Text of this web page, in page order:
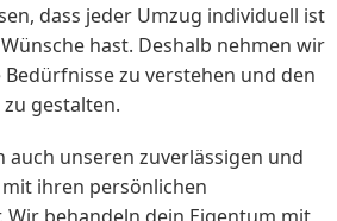
dass jeder Umzug individuell ist
hast. Deshalb nehmen wir
zu verstehen und den
gestalten.
auch unseren zuverlässigen und
ihren persönlichen